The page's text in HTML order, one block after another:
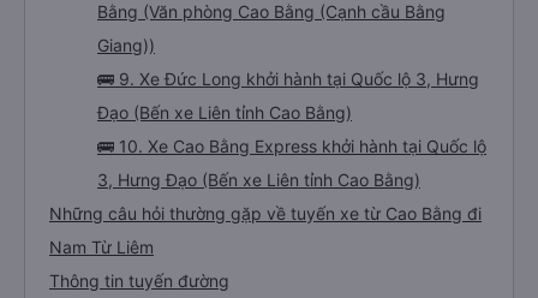
Bằng (Văn phòng Cao Bằng (Cạnh cầu Bằng
Giang))
🚌 9. Xe Đức Long khởi hành tại Quốc lộ 3, Hưng
Đạo (Bến xe Liên tỉnh Cao Bằng)
🚌 10. Xe Cao Bằng Express khởi hành tại Quốc lộ
3, Hưng Đạo (Bến xe Liên tỉnh Cao Bằng)
Những câu hỏi thường gặp về tuyến xe từ Cao Bằng đi
Nam Từ Liêm
Thông tin tuyến đường